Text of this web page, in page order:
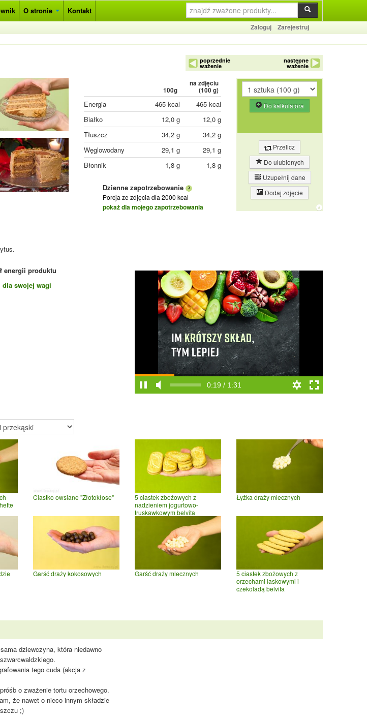
O stronie Kontakt
Zaloguj
Zarejestruj
poprzednie
ważenie
następne
ważenie
100g
na zdjęciu
(100 g)
Energia 465 kcal
465 kcal
Białko
12,0 g
12,0 g
Tłuszcz
34,2 g
34,2 g
Węglowodany
29,1 g
29,1 g
Błonnik
1,8 g 1,8 g
Dzienne zapotrzebowanie
Porcja ze zdjęcia dla 2000 kcal
pokaż dla mojego zapotrzebowania
Do kalkulatora
Przelicz
Do ulubionych
Uzupełnij dane
Dodaj zdjęcie
energii produktu
dla swojej wagi
0:20 / 1:31
Ciastko owsiane "Złotokłose"
5 ciastek zbożowych z
nadzieniem jogurtowo-
truskawkowym belvita
Łyżka draży mlecznych
Garść draży kokosowych Garść draży mlecznych
5 ciastek zbożowych z
orzechami laskowymi i
czekoladą belvita
dziewczyna, która niedawno
tego cuda (akcja z
o zważenie tortu orzechowego.
że nawet o nieco innym składzie
;)